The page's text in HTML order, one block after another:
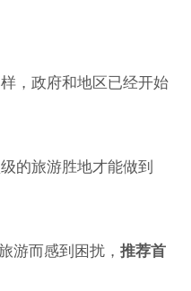
，政府和地区已经开始
的旅游胜地才能做到
游而感到困扰， 推荐首